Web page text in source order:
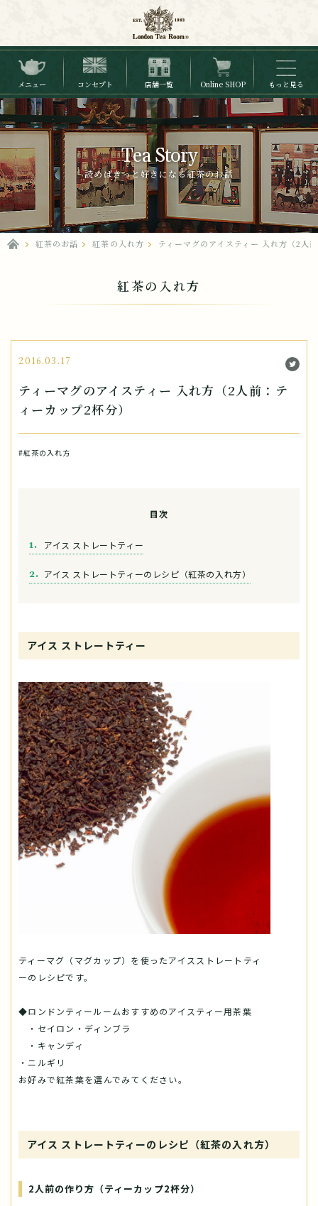
メニュー コンセプト 店舗一覧 Online SHOP もっと見る
Tea Story
読めばきっと好きになる紅茶のお話
紅茶のお話 紅茶の入れ方 ティーマグのアイスティー 入れ方（2人
紅茶の入れ方
2016.03.17
ティーマグのアイスティー 入れ方（2人前：テ
ィーカップ2杯分）
#紅茶の入れ方
目次
アイス ストレートティー
アイス ストレートティーのレシピ（紅茶の入れ方）
アイス ストレートティー
ティーマグ（マグカップ）を使ったアイスストレートティ
ーのレシピです。
◆ロンドンティールームおすすめのアイスティー用茶葉
・セイロン・ディンブラ
・キャンディ
・ニルギリ
お好みで紅茶葉を選んでみてください。
アイス ストレートティーのレシピ（紅茶の入れ方）
2人前の作り方（ティーカップ2杯分）